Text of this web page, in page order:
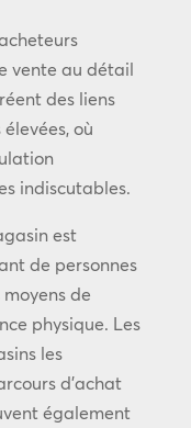
vente au détail
des liens
où
indiscutables.
est
de personnes
de
physique. Les
les
d’achat
également